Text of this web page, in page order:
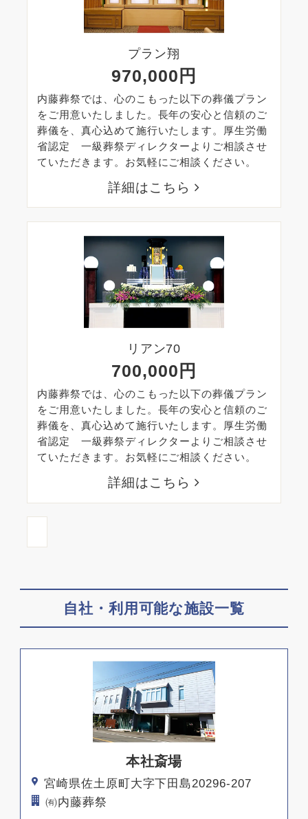
プラン翔
970,000円
内藤葬祭では、心のこもった以下の葬儀プラン
をご用意いたしました。長年の安心と信頼のご
葬儀を、真心込めて施行いたします。厚生労働
省認定 一級葬祭ディレクターよりご相談させ
ていただきます。お気軽にご相談ください。
詳細はこちら
リアン70
700,000円
内藤葬祭では、心のこもった以下の葬儀プラン
をご用意いたしました。長年の安心と信頼のご
葬儀を、真心込めて施行いたします。厚生労働
省認定 一級葬祭ディレクターよりご相談させ
ていただきます。お気軽にご相談ください。
詳細はこちら
自社・利用可能な施設一覧
本社斎場
宮崎県佐土原町大字下田島20296-207
㈲内藤葬祭